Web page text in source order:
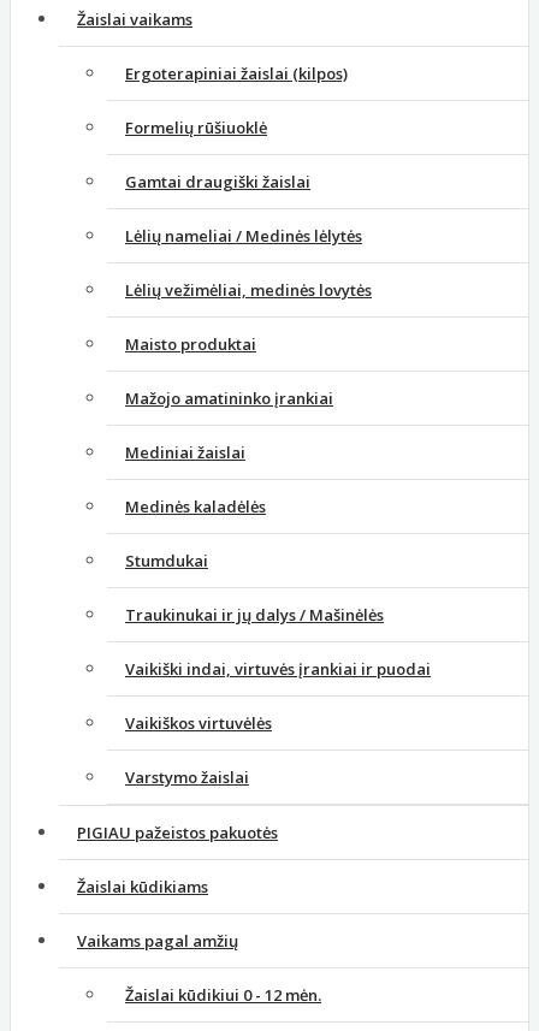
Žaislai vaikams
Ergoterapiniai žaislai (kilpos)
Formelių rūšiuoklė
Gamtai draugiški žaislai
Lėlių nameliai / Medinės lėlytės
Lėlių vežimėliai, medinės lovytės
Maisto produktai
Mažojo amatininko įrankiai
Mediniai žaislai
Medinės kaladėlės
Stumdukai
Traukinukai ir jų dalys / Mašinėlės
Vaikiški indai, virtuvės įrankiai ir puodai
Vaikiškos virtuvėlės
Varstymo žaislai
PIGIAU pažeistos pakuotės
Žaislai kūdikiams
Vaikams pagal amžių
Žaislai kūdikiui 0 - 12 mėn.